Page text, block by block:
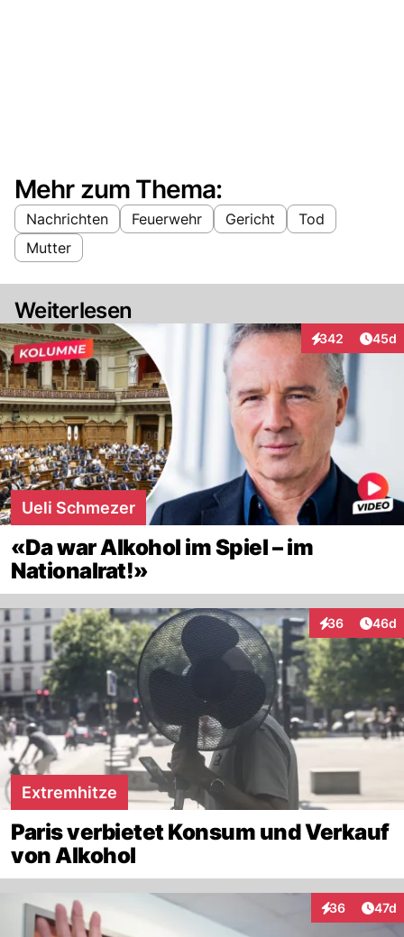
Mehr zum Thema:
Nachrichten Feuerwehr Gericht
Tod
Mutter
Weiterlesen
342
Interaktionen
45d
Ueli Schmezer
«Da war Alkohol im Spiel – im
Nationalrat!»
36
Interaktionen
46d
Extremhitze
Paris verbietet Konsum und Verkauf
von Alkohol
36
Interaktionen
47d